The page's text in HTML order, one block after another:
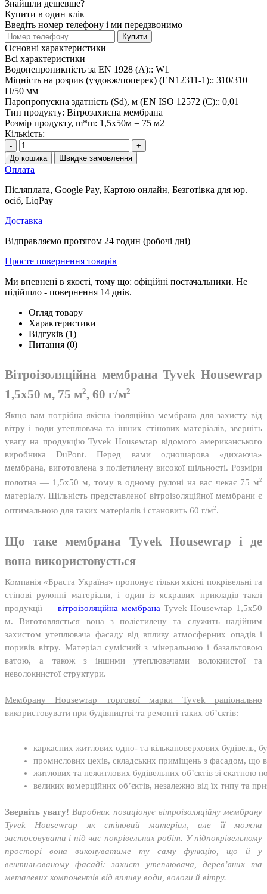
Знайшли дешевше?
Купити в один клік
Введіть номер телефону і ми передзвонимо
Купити
Основні характеристики
Всі характеристики
Водонепроникність за EN 1928 (A):: W1
Міцність на розрив (уздовж/поперек) (EN12311-1):: 310/310
Н/50 мм
Паропропускна здатність (Sd), м (EN ISO 12572 (C):: 0,01
Тип продукту: Вітрозахисна мембрана
Розмір продукту, m*m: 1,5х50м = 75 м2
Кількість:
-
+
До кошика
Швидке замовлення
Оплата
Післяплата, Google Pay, Картою онлайн, Безготівка для юр.
осіб, LiqPay
Доставка
Відправляємо протягом 24 годин (робочі дні)
Просте повернення товарів
Ми впевнені в якості, тому що: офіційні постачальники. Не
підійшло - повернення 14 днів.
Огляд товару
Характеристики
Відгуків (1)
Питання (0)
Вітроізоляційна мембрана Tyvek Housewrap
1,5х50 м, 75 м2, 60 г/м2
Якщо вам потрібна якісна ізоляційна мембрана для захисту від
вітру і води утеплювача та інших стінових матеріалів, зверніть
увагу на продукцію Tyvek Housewrap відомого американського
виробника DuPont. Перед вами одношарова «дихаюча»
мембрана, виготовлена ​​з поліетилену високої щільності. Розміри
полотна — 1,5х50 м, тому в одному рулоні на вас чекає 75 м2
матеріалу. Щільність представленої вітроізоляційної мембрани є
оптимальною для таких матеріалів і становить 60 г/м2 .
Що таке мембрана Tyvek Housewrap і де
вона використовується
Компанія «Браста Україна» пропонує тільки якісні покрівельні та
стінові рулонні матеріали, і один із яскравих прикладів такої
продукції —вітроізоляційна мембрана Tyvek Housewrap 1,5х50
м. Виготовляється вона з поліетилену та служить надійним
захистом утеплювача фасаду від впливу атмосферних опадів і
поривів вітру. Матеріал сумісний з мінеральною і базальтовою
ватою, а також з іншими утеплювачами волокнистої та
неволокнистої структури.
Мембрану Housewrap торгової марки Tyvek раціонально
використовувати при будівництві та ремонті таких об’єктів:
каркасних житлових одно- та кількаповерхових будівель,
промислових цехів, складських приміщень з фасадом, що
житлових та нежитлових будівельних об’єктів зі скатною
великих комерційних об’єктів, незалежно від їх типу та
Зверніть увагу! Виробник позиціонує вітроізоляційну мембрану
Tyvek Housewrap як стіновий матеріал, але її можна
застосовувати і під час покрівельних робіт. У підпокрівельному
просторі вона виконуватиме ту саму функцію, що й у
вентильованому фасаді: захист утеплювача, дерев’яних та
металевих компонентів від впливу води, вологи й вітру.